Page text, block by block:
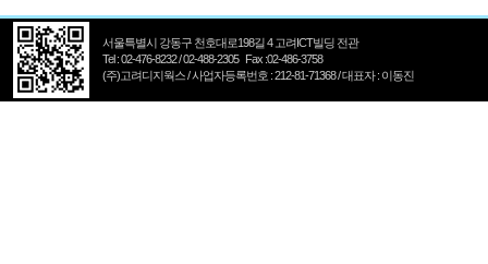
서울특별시 강동구 천호대로198길 4 고려ICT빌딩 전관
Tel : 02-476-8232 / 02-488-2305 Fax :02-486-3758
(주)고려디지웍스 / 사업자등록번호 : 212-81-71368 / 대표자 : 이동진